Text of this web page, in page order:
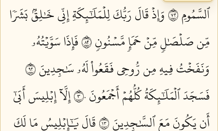
ٱلسَّمُومِ ٢٧
وَإِذۡ قَالَ رَبُّكَ لِلۡمَلَٰٓئِكَةِ إِنِّي خَٰلِقُۢ بَشَرٗا
مِّن صَلۡصَٰلٖ مِّنۡ حَمَإٖ مَّسۡنُونٖ ٢٨
فَإِذَا سَوَّيۡتُهُۥ
وَنَفَخۡتُ فِيهِ مِن رُّوحِي فَقَعُواْ لَهُۥ سَٰجِدِينَ ٢٩
فَسَجَدَ ٱلۡمَلَٰٓئِكَةُ كُلُّهُمۡ أَجۡمَعُونَ ٣٠
إِلَّآ إِبۡلِيسَ أَبَىٰٓ
أَن يَكُونَ مَعَ ٱلسَّٰجِدِينَ ٣١
قَالَ يَٰٓإِبۡلِيسُ مَا لَكَ